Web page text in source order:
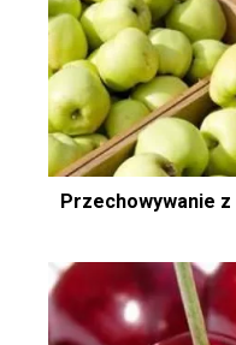
Przechowywanie